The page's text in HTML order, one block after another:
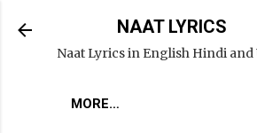
Skip to main
NAAT LYRICS
Naat Lyrics in English Hindi and
MORE…